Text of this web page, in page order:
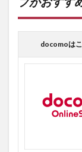
docomoはこ